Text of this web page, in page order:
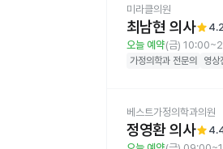
미라클의원
최남현 의사star
오늘 예약(금)
가정의학과 전문의 영상
베스트가정의학과의원
정영환 의사star